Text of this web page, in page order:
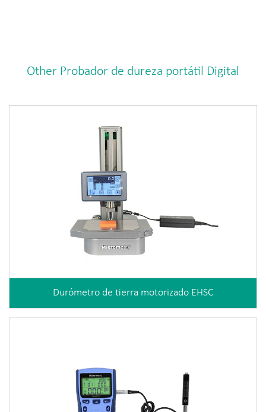
Other Probador de dureza portátil Digital
Durómetro de tierra motorizado EHSC